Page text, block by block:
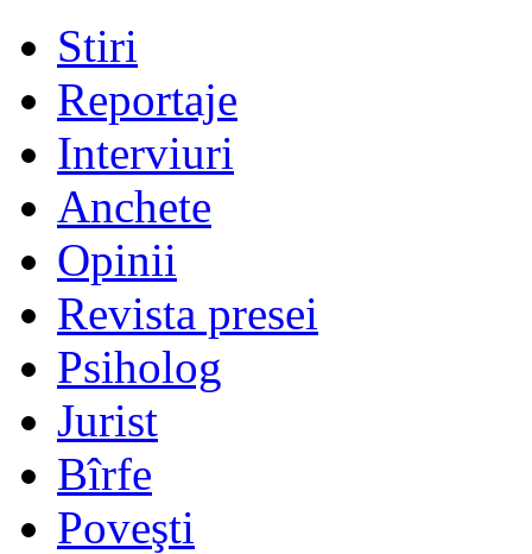
Stiri
Reportaje
Interviuri
Anchete
Opinii
Revista presei
Psiholog
Jurist
Bîrfe
Poveşti